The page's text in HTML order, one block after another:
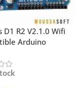
D1 R2 V2.1.0 Wifi
Arduino